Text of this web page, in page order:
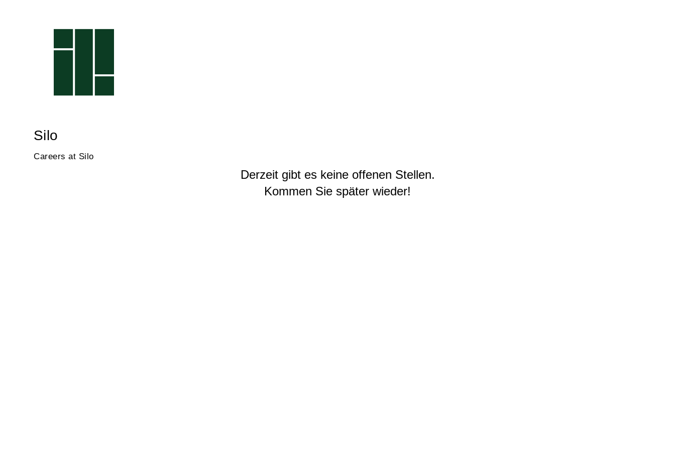
Silo
Careers at Silo
Derzeit gibt es keine offenen Stellen.
Kommen Sie später wieder!